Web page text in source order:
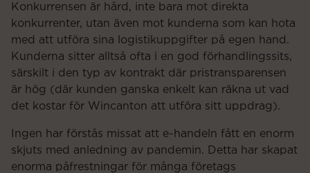
Konkurrensen är hård, inte bara mot direkta
konkurrenter, utan även mot kunderna som kan hota
med att utföra sina logistikuppgifter på egen hand.
Kunderna sitter alltså ofta i en god förhandlingssits,
särskilt i den typ av kontrakt där pristransparensen
är hög (där kunden ganska enkelt kan räkna ut vad
det kostar för Wincanton att utföra sitt uppdrag).
Ingen har förstås missat att e-handeln fått en enorm
skjuts med anledning av pandemin. Detta har skapat
enorma påfrestningar för många företags